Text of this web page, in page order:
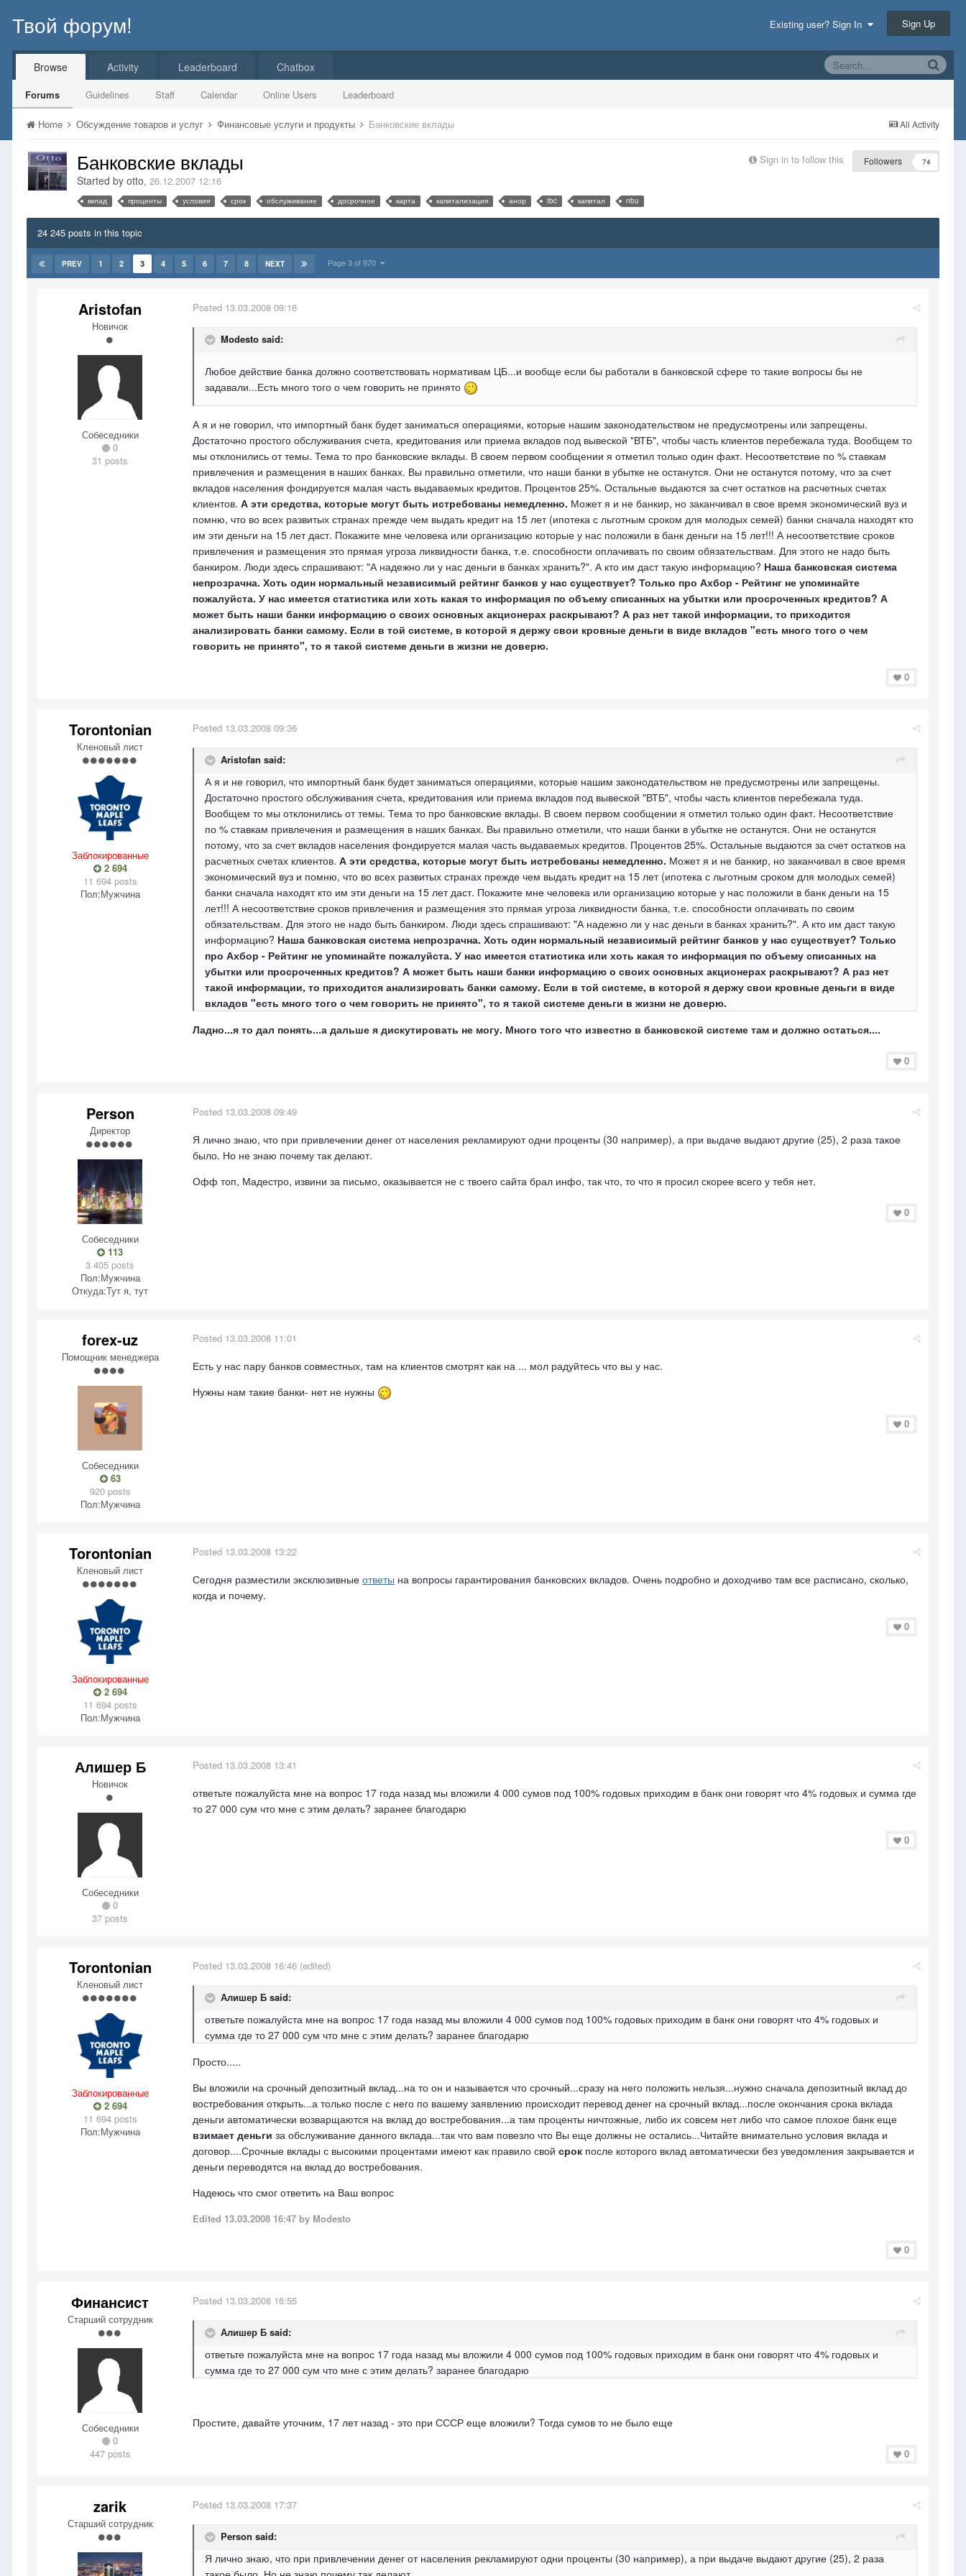
Твой форум! Existing user? Sign In Sign Up
Browse
Forums Guidelines Staff Calendar Online Users Leaderboard
Activity Leaderboard Chatbox
All Activity
Home Обсуждение товаров и услуг Финансовые услуги и продукты Банковские вклады
Sign in to follow this Followers 74
Банковские вклады
Started by otto, 26.12.2007 12:16
вклад проценты условия срок обслуживание досрочное карта капитализация анор tbc капитал nbu
24 245 posts in this topic
PREV 1 2 3 4 5 6 7 8 NEXT Page 3 of 970
Aristofan
Новичок
Собеседники
0
31 posts
Posted 13.03.2008 09:16
Modesto said:
Любое действие банка должно соответствовать нормативам ЦБ...и вообще если бы работали в банковской сфере то такие вопросы бы не
задавали...Есть много того о чем говорить не принято
А я и не говорил, что импортный банк будет заниматься операциями, которые нашим законодательством не предусмотрены или запрещены.
Достаточно простого обслуживания счета, кредитования или приема вкладов под вывеской "ВТБ", чтобы часть клиентов перебежала туда. Вообщем то
мы отклонились от темы. Тема то про банковские вклады. В своем первом сообщении я отметил только один факт. Несоответствие по % ставкам
привлечения и размещения в наших банках. Вы правильно отметили, что наши банки в убытке не останутся. Они не останутся потому, что за счет
вкладов населения фондируется малая часть выдаваемых кредитов. Процентов 25%. Остальные выдаются за счет остатков на расчетных счетах
клиентов. А эти средства, которые могут быть истребованы немедленно. Может я и не банкир, но заканчивал в свое время экономический вуз и
помню, что во всех развитых странах прежде чем выдать кредит на 15 лет (ипотека с льготным сроком для молодых семей) банки сначала находят кто
им эти деньги на 15 лет даст. Покажите мне человека или организацию которые у нас положили в банк деньги на 15 лет!!! А несоответствие сроков
привлечения и размещения это прямая угроза ликвидности банка, т.е. способности оплачивать по своим обязательствам. Для этого не надо быть
банкиром. Люди здесь спрашивают: "А надежно ли у нас деньги в банках хранить?". А кто им даст такую информацию? Наша банковская система
непрозрачна. Хоть один нормальный независимый рейтинг банков у нас существует? Только про Ахбор - Рейтинг не упоминайте
пожалуйста. У нас имеется статистика или хоть какая то информация по объему списанных на убытки или просроченных кредитов? А
может быть наши банки информацию о своих основных акционерах раскрывают? А раз нет такой информации, то приходится
анализировать банки самому. Если в той системе, в которой я держу свои кровные деньги в виде вкладов "есть много того о чем
говорить не принято", то я такой системе деньги в жизни не доверю.
0
Torontonian
Кленовый лист
Заблокированные
2 694
11 694 posts
Пол:Мужчина
Posted 13.03.2008 09:36
Aristofan said:
А я и не говорил, что импортный банк будет заниматься операциями, которые нашим законодательством не предусмотрены или запрещены.
Достаточно простого обслуживания счета, кредитования или приема вкладов под вывеской "ВТБ", чтобы часть клиентов перебежала туда.
Вообщем то мы отклонились от темы. Тема то про банковские вклады. В своем первом сообщении я отметил только один факт. Несоответствие
по % ставкам привлечения и размещения в наших банках. Вы правильно отметили, что наши банки в убытке не останутся. Они не останутся
потому, что за счет вкладов населения фондируется малая часть выдаваемых кредитов. Процентов 25%. Остальные выдаются за счет остатков на
расчетных счетах клиентов. А эти средства, которые могут быть истребованы немедленно. Может я и не банкир, но заканчивал в свое время
экономический вуз и помню, что во всех развитых странах прежде чем выдать кредит на 15 лет (ипотека с льготным сроком для молодых семей)
банки сначала находят кто им эти деньги на 15 лет даст. Покажите мне человека или организацию которые у нас положили в банк деньги на 15
лет!!! А несоответствие сроков привлечения и размещения это прямая угроза ликвидности банка, т.е. способности оплачивать по своим
обязательствам. Для этого не надо быть банкиром. Люди здесь спрашивают: "А надежно ли у нас деньги в банках хранить?". А кто им даст такую
информацию? Наша банковская система непрозрачна. Хоть один нормальный независимый рейтинг банков у нас существует? Только
про Ахбор - Рейтинг не упоминайте пожалуйста. У нас имеется статистика или хоть какая то информация по объему списанных на
убытки или просроченных кредитов? А может быть наши банки информацию о своих основных акционерах раскрывают? А раз нет
такой информации, то приходится анализировать банки самому. Если в той системе, в которой я держу свои кровные деньги в виде
вкладов "есть много того о чем говорить не принято", то я такой системе деньги в жизни не доверю.
Ладно...я то дал понять...а дальше я дискутировать не могу. Много того что известно в банковской системе там и должно остаться....
0
Person
Директор
Собеседники
113
3 405 posts
Пол:Мужчина
Откуда:Тут я, тут
Posted 13.03.2008 09:49
Я лично знаю, что при привлечении денег от населения рекламируют одни проценты (30 например), а при выдаче выдают другие (25), 2 раза такое
было. Но не знаю почему так делают.
Офф топ, Мадестро, извини за письмо, оказывается не с твоего сайта брал инфо, так что, то что я просил скорее всего у тебя нет.
0
forex-uz
Помощник менеджера
Собеседники
63
920 posts
Пол:Мужчина
Posted 13.03.2008 11:01
Есть у нас пару банков совместных, там на клиентов смотрят как на ... мол радуйтесь что вы у нас.
Нужны нам такие банки- нет не нужны
0
Torontonian
Кленовый лист
Заблокированные
2 694
11 694 posts
Пол:Мужчина
Posted 13.03.2008 13:22
Сегодня разместили эксклюзивные ответы на вопросы гарантирования банковских вкладов. Очень подробно и доходчиво там все расписано, сколько,
когда и почему.
0
Алишер Б
Новичок
Собеседники
0
37 posts
Posted 13.03.2008 13:41
ответьте пожалуйста мне на вопрос 17 года назад мы вложили 4 000 сумов под 100% годовых приходим в банк они говорят что 4% годовых и сумма где
то 27 000 сум что мне с этим делать? заранее благодарю
0
Torontonian
Кленовый лист
Заблокированные
2 694
11 694 posts
Пол:Мужчина
Posted 13.03.2008 16:46 (edited)
Алишер Б said:
ответьте пожалуйста мне на вопрос 17 года назад мы вложили 4 000 сумов под 100% годовых приходим в банк они говорят что 4% годовых и
сумма где то 27 000 сум что мне с этим делать? заранее благодарю
Просто.....
Вы вложили на срочный депозитный вклад...на то он и называется что срочный...сразу на него положить нельзя...нужно сначала депозитный вклад до
востребования открыть...а только после с него по вашему заявлению происходит перевод денег на срочный вклад...после окончания срока вклада
деньги автоматически возварщаются на вклад до востребования...а там проценты ничтожные, либо их совсем нет либо что самое плохое банк еще
взимает деньги за обслуживание данного вклада...так что вам повезло что Вы еще должны не остались...Читайте внимательно условия вклада и
договор....Срочные вклады с высокими процентами имеют как правило свой срок после которого вклад автоматически без уведомления закрывается и
деньги переводятся на вклад до востребования.
Надеюсь что смог ответить на Ваш вопрос
Edited 13.03.2008 16:47 by Modesto
0
Финансист
Старший сотрудник
Собеседники
0
447 posts
Posted 13.03.2008 16:55
Алишер Б said:
ответьте пожалуйста мне на вопрос 17 года назад мы вложили 4 000 сумов под 100% годовых приходим в банк они говорят что 4% годовых и
сумма где то 27 000 сум что мне с этим делать? заранее благодарю
Простите, давайте уточним, 17 лет назад - это при СССР еще вложили? Тогда сумов то не было еще
0
zarik
Старший сотрудник
Posted 13.03.2008 17:37
Person said:
Я лично знаю, что при привлечении денег от населения рекламируют одни проценты (30 например), а при выдаче выдают другие (25), 2 раза